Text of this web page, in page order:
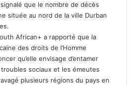
que le nombre de décès
située au nord de la ville Durban
African+ a rapporté que la
des droits de l’Homme
qu’elle envisage d’entamer
sociaux et les émeutes
plusieurs régions du pays en